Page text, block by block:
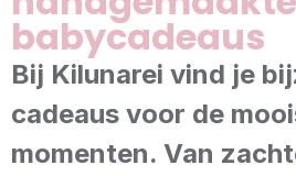
babycadeaus
Bij Kilunarei vind je
cadeaus voor de
momenten. Van